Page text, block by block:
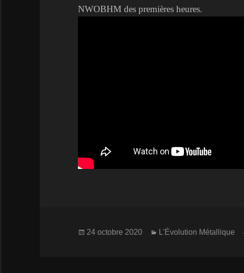
NWOBHM des premières heures.
Publié
24 octobre 2020 Catégories
L'Évolution Métallique